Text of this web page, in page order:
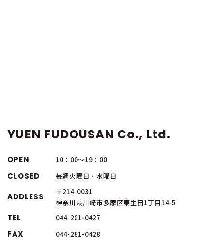
YUEN FUDOUSAN Co., Ltd.
OPEN 10：00～19：00
CLOSED 毎週火曜日・水曜日
ADDLESS
〒214-0031
神奈川県川崎市多摩区東生田1丁目14-5
TEL 044-281-0427
FAX 044-281-0428